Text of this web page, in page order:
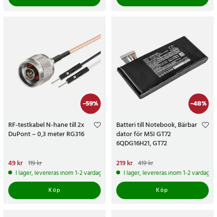
-59%
RF-testkabel N-hane till 2x
DuPont – 0,3 meter RG316
Nuvarande pris
pris:119 kr
49 kr 119 kr
I lager, levereras inom 1-2 vardagar
Köp
-48%
Batteri till Notebook, Bärbar
dator för MSI GT72
6QDG16H21, GT72
Nuvarande pris
pris:419 kr
219 kr 419 kr
I lager, levereras inom 1-2 vardagar
Köp